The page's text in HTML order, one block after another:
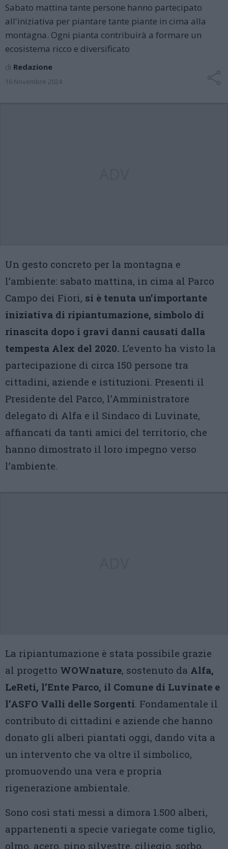
Sabato mattina tante persone hanno partecipato
all'iniziativa per piantare tante piante in cima alla
montagna. Ogni pianta contribuirà a formare un
ecosistema ricco e diversificato
di Redazione
16 Novembre 2024
Un gesto concreto per la montagna e
l’ambiente: sabato mattina, in cima al Parco
Campo dei Fiori, si è tenuta un’importante
iniziativa di ripiantumazione, simbolo di
rinascita dopo i gravi danni causati dalla
tempesta Alex del 2020. L’evento ha visto la
partecipazione di circa 150 persone tra
cittadini, aziende e istituzioni. Presenti il
Presidente del Parco, l’Amministratore
delegato di Alfa e il Sindaco di Luvinate,
affiancati da tanti amici del territorio, che
hanno dimostrato il loro impegno verso
l’ambiente.
La ripiantumazione è stata possibile grazie
al progetto WOWnature, sostenuto da Alfa,
LeReti, l’Ente Parco, il Comune di Luvinate e
l’ASFO Valli delle Sorgenti. Fondamentale il
contributo di cittadini e aziende che hanno
donato gli alberi piantati oggi, dando vita a
un intervento che va oltre il simbolico,
promuovendo una vera e propria
rigenerazione ambientale.
Sono così stati messi a dimora 1.500 alberi,
appartenenti a specie variegate come tiglio,
olmo, acero, pino silvestre, ciliegio, sorbo,